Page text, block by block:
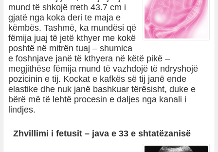
mund të shkojë rreth 43.7 cm i
gjatë nga koka deri te maja e
këmbës. Tashmë, ka mundësi që
fëmija juaj të jetë kthyer me kokë
poshtë në mitrën tuaj – shumica
e foshnjave janë të kthyera në këtë pikë –
megjithëse fëmija mund të vazhdojë të ndryshojë
pozicinin e tij. Kockat e kafkës së tij janë ende
elastike dhe nuk janë bashkuar tërësisht, duke e
bërë më të lehtë procesin e daljes nga kanali i
lindjes.
Zhvillimi i fetusit – java e 33 e shtatëzanisë